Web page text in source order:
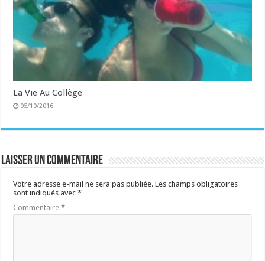
La Vie Au Collège
05/10/2016
Laisser un commentaire
Votre adresse e-mail ne sera pas publiée. Les champs obligatoires
sont indiqués avec*
Commentaire*